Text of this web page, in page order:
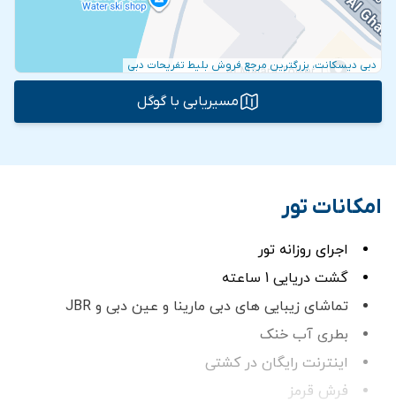
دبی دیسکانت، بزرگترین مرجع فروش بلیط تفریحات دبی
مسیریابی با گوگل
امکانات تور
اجرای روزانه تور
گشت دریایی 1 ساعته
تماشای زیبایی های دبی مارینا و عین دبی و JBR
بطری آب خنک
اینترنت رایگان در کشتی
فرش قرمز